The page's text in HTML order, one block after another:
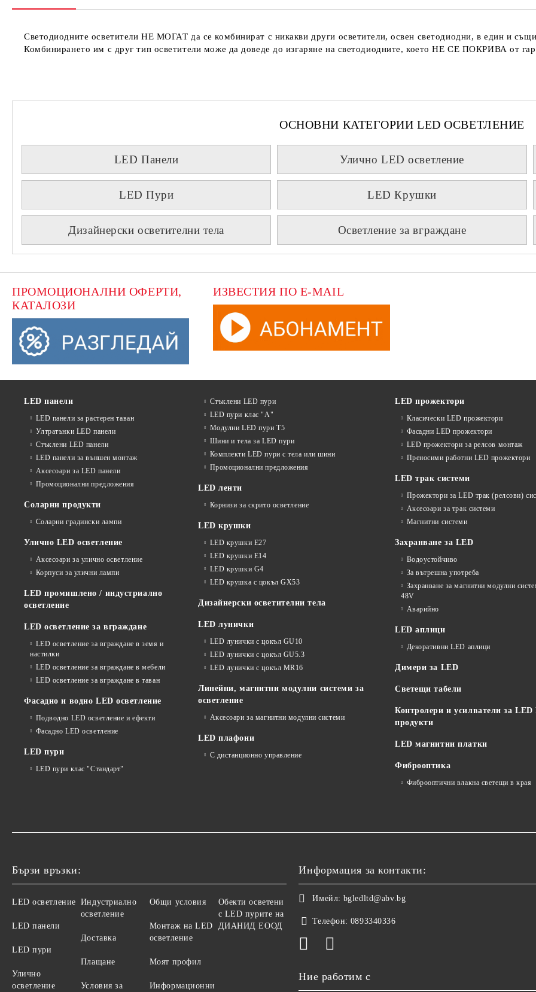
Натискайки бутона "Купи сега",
Светодиодните осветители НЕ МОГАТ да се комбинират с никакви други осветители, освен светодиодни, в един и
Комбинирането им с друг тип осветители може да доведе до изгаряне на светодиодните, коетоНЕ СЕ ПОКРИВА от
ОСНОВНИ КАТЕГОРИИ LED ОСВЕТЛЕНИЕ
LED Панели Улично LED осветление
LED Пури LED Крушки
Дизайнерски осветителни тела Осветление за вграждане
ПРОМОЦИОНАЛНИ ОФЕРТИ,
КАТАЛОЗИ
ИЗВЕСТИЯ ПО E-MAIL
LED панели
LED панели за растерен таван
Ултратънки LED панели
Стъклени LED панели
LED панели за външен монтаж
Аксесоари за LED панели
Промоционални предложения
Соларни продукти
Соларни градински лампи
Улично LED осветление
Аксесоари за улично осветление
Корпуси за улични лампи
LED промишлено / индустриално
осветление
LED осветление за вграждане
LED осветление за вграждане в земя и
настилки
LED осветление за вграждане в мебели
LED осветление за вграждане в таван
Фасадно и водно LED осветление
Подводно LED осветление и ефекти
Фасадно LED осветление
LED пури
LED пури клас "Стандарт"
Стъклени LED пури
LED пури клас "А"
Модулни LED пури T5
Шини и тела за LED пури
Комплекти LED пури с тела или шини
Промоционални предложения
LED ленти
Корнизи за скрито осветление
LED крушки
LED крушки E27
LED крушки E14
LED крушки G4
LED крушка с цокъл GX53
Дизайнерски осветителни тела
LED лунички
LED лунички с цокъл GU10
LED лунички с цокъл GU5.3
LED лунички с цокъл MR16
Линейни, магнитни модулни системи за
осветление
Аксесоари за магнитни модулни системи
LED плафони
С дистанционно управление
LED прожектори
Класически LED прожектори
Фасадни LED прожектори
LED прожектори за релсов монтаж
Преносими работни LED прожектори
LED трак системи
Прожектори за LED трак (релсови)
Аксесоари за трак системи
Магнитни системи
Захранване за LED
Водоустойчиво
За вътрешна употреба
Захранване за магнитни модулни
48V
Аварийно
LED аплици
Декоративни LED аплици
Димери за LED
Светещи табели
Контролери и усилватели за LED
продукти
LED магнитни платки
Фиброоптика
Фиброоптични влакна светещи в края
Бързи връзки:
LED осветление
LED панели
LED пури
Улично
осветление
Индустриално
осветление
Доставка
Плащане
Условия за
Общи условия
Монтаж на LED
осветление
Моят профил
Информационни
Обекти осветени
с LED пурите на
ДИАНИД ЕООД
Информация за контакти:
Имейл: bgledltd@abv.bg
Телефон: 0893340336
Ние работим с